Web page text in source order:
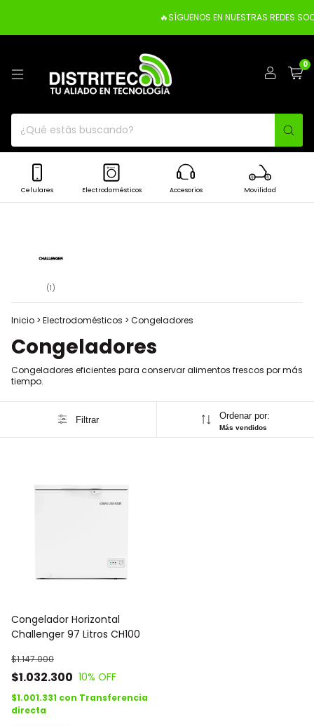
🔥SÍGUENOS EN NUESTRAS REDES
0
Celulares Electrodomésticos Accesorios Movilidad
(1)
Inicio > Electrodomésticos > Congeladores
Congeladores
Congeladores eficientes para conservar alimentos frescos por más
tiempo.
Filtrar Ordenar por:
Más vendidos
Congelador Horizontal
Challenger 97 Litros CH100
$1.032.300
$1.147.000
10% OFF
$1.001.331 con Transferencia
directa